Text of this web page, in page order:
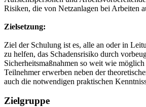
Risiken, die von Netzanlagen bei Arbeiten
Zielsetzung:
Ziel der Schulung ist es, alle an oder in
zu helfen, das Schadensrisiko durch
Sicherheitsmaßnahmen so weit wie
Teilnehmer erwerben neben der
auch die notwendigen praktischen
Zielgruppe